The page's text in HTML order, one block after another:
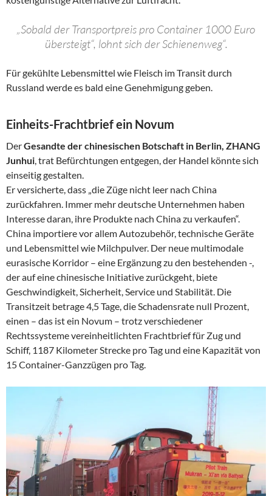
„Sobald der Transportpreis pro Container 1000 Euro
übersteigt“, lohnt sich der Schienenweg“.
Für gekühlte Lebensmittel wie Fleisch im Transit durch
Russland werde es bald eine Genehmigung geben.
Einheits-Frachtbrief ein Novum
DerGesandte der chinesischen Botschaft in Berlin, ZHANG
Junhui, trat Befürchtungen entgegen, der Handel könnte sich
einseitig gestalten.
Er versicherte, dass „die Züge nicht leer nach China
zurückfahren. Immer mehr deutsche Unternehmen haben
Interesse daran, ihre Produkte nach China zu verkaufen“.
China importiere vor allem Autozubehör, technische Geräte
und Lebensmittel wie Milchpulver. Der neue multimodale
eurasische Korridor – eine Ergänzung zu den bestehenden -,
der auf eine chinesische Initiative zurückgeht, biete
Geschwindigkeit, Sicherheit, Service und Stabilität. Die
Transitzeit betrage 4,5 Tage, die Schadensrate null Prozent,
einen – das ist ein Novum – trotz verschiedener
Rechtssysteme vereinheitlichten Frachtbrief für Zug und
Schiff, 1187 Kilometer Strecke pro Tag und eine Kapazität von
15 Container-Ganzzügen pro Tag.